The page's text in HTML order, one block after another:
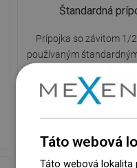
Štandardná
Prípojka so závitom 1/
používaným
tomu je pripojenie a
prvkov sprchy oveľa
intuitívnejšie.
Táto webová
Táto webová lokalita